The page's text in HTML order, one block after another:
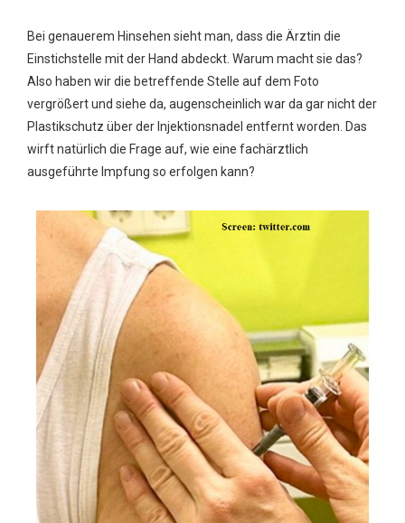
Bei genauerem Hinsehen sieht man, dass die Ärztin die
Einstichstelle mit der Hand abdeckt. Warum macht sie das?
Also haben wir die betreffende Stelle auf dem Foto
vergrößert und siehe da, augenscheinlich war da gar nicht der
Plastikschutz über der Injektionsnadel entfernt worden. Das
wirft natürlich die Frage auf, wie eine fachärztlich
ausgeführte Impfung so erfolgen kann?